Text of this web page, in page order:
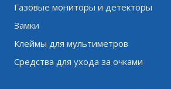
Газовые мониторы и детекторы
Замки
Клеймы для мультиметров
Средства для ухода за очками